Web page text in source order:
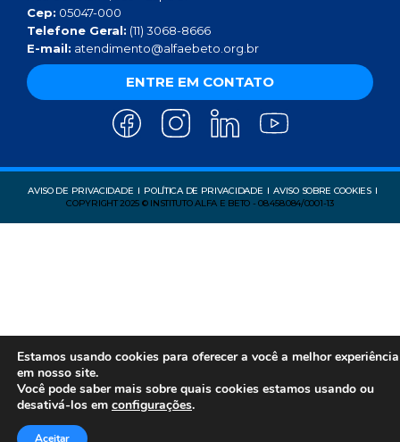
Cep: 05047-000
Telefone Geral: (11) 3068-8666
E-mail: atendimento@alfaebeto.org.br
ENTRE EM CONTATO
AVISO DE PRIVACIDADE POLÍTICA DE PRIVACIDADE
AVISO SOBRE COOKIES
COPYRIGHT 2025 © INSTITUTO ALFA E BETO - 08.458.084/0001-13
Estamos usando cookies para oferecer a você a melhor experiência
em nosso site.
Você pode saber mais sobre quais cookies estamos usando ou
desativá-los em configurações.
Aceitar